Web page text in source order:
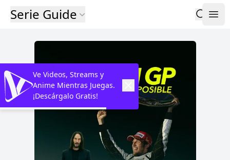
Serie Guide
Ve Videos, Streams y
Anime Mientras Juegas.
¡Descárgalo Gratis!